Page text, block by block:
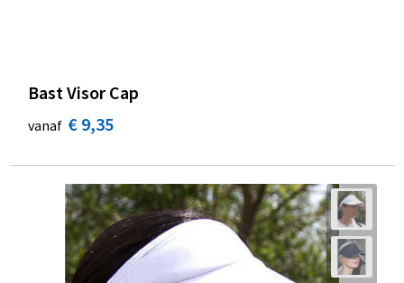
Bast Visor Cap
vanaf € 9,35